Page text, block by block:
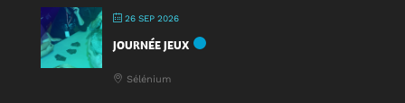
26 SEP 2026
JOURNÉE JEUX
Sélénium